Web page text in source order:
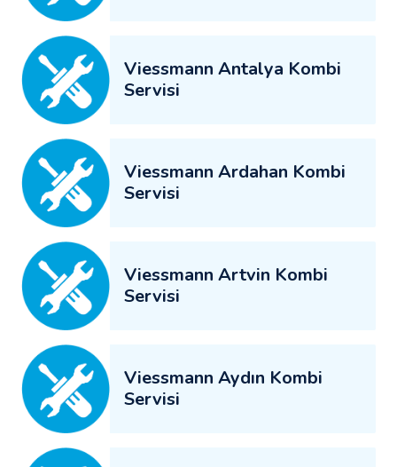
Viessmann Antalya Kombi
Servisi
Viessmann Ardahan Kombi
Servisi
Viessmann Artvin Kombi
Servisi
Viessmann Aydın Kombi
Servisi